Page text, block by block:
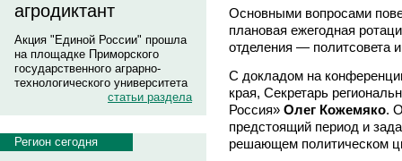
агродиктант
Акция "Единой России" прошла
на площадке Приморского
государственного аграрно-
технологического университета
статьи раздела
Регион сегодня
Основными вопросами
плановая ежегодная
отделения — политсовета
С докладом на
края, Секретарь
Россия» Олег Кожемяко.
предстоящий период и
решающем политическом